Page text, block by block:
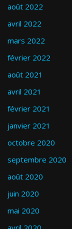
août 2022
avril 2022
mars 2022
février 2022
août 2021
avril 2021
février 2021
janvier 2021
octobre 2020
septembre 2020
août 2020
juin 2020
mai 2020